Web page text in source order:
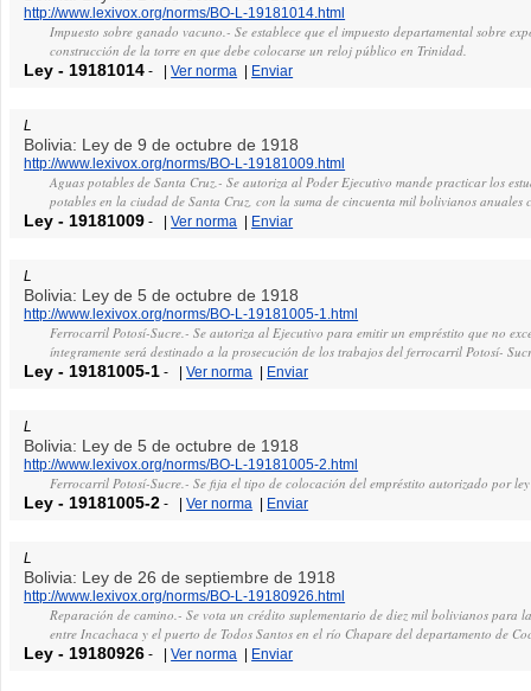
http://www.lexivox.org/norms/BO-L-19181014.html
Impuesto sobre ganado vacuno.- Se establece que el impuesto departamental sobre
construcción de la torre en que debe colocarse un reloj público en Trinidad.
Ley - 19181014 - |Ver norma | Enviar
L
Bolivia: Ley de 9 de octubre de 1918
http://www.lexivox.org/norms/BO-L-19181009.html
Aguas potables de Santa Cruz.- Se autoriza al Poder Ejecutivo mande practicar los
potables en la ciudad de Santa Cruz, con la suma de cincuenta mil bolivianos anuales
Ley - 19181009 - |Ver norma | Enviar
L
Bolivia: Ley de 5 de octubre de 1918
http://www.lexivox.org/norms/BO-L-19181005-1.html
Ferrocarril Potosí-Sucre.- Se autoriza al Ejecutivo para emitir un empréstito que no
íntegramente será destinado a la prosecución de los trabajos del ferrocarril Potosí-
Ley - 19181005-1 - |Ver norma | Enviar
L
Bolivia: Ley de 5 de octubre de 1918
http://www.lexivox.org/norms/BO-L-19181005-2.html
Ferrocarril Potosí-Sucre.- Se fija el tipo de colocación del empréstito autorizado por
Ley - 19181005-2 - |Ver norma | Enviar
L
Bolivia: Ley de 26 de septiembre de 1918
http://www.lexivox.org/norms/BO-L-19180926.html
Reparación de camino.- Se vota un crédito suplementario de diez mil bolivianos
entre Incachaca y el puerto de Todos Santos en el río Chapare del departamento de
Ley - 19180926 - |Ver norma | Enviar